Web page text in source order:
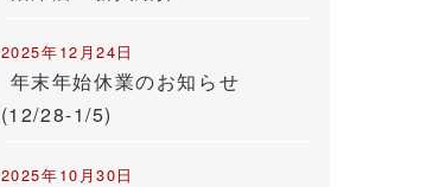
2025年12月24日
年末年始休業のお知らせ
(12/28-1/5)
2025年10月30日